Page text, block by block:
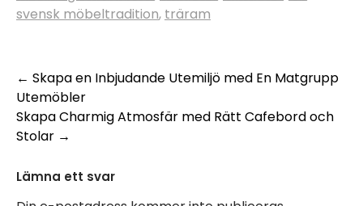
svensk möbeltradition, träram
Inläggsnavigering
← Skapa en Inbjudande Utemiljö med En Matgrupp
Utemöbler
Skapa Charmig Atmosfär med Rätt Cafebord och
Stolar →
Lämna ett svar